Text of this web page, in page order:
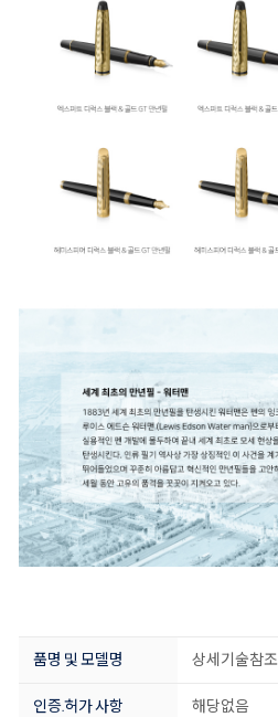
품명 및 모델명 상세기술참조
인증.허가 사항 해당없음